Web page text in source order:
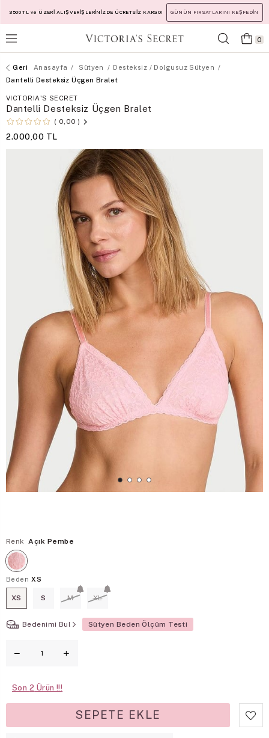
3500 TL ve ÜZERİ ALIŞVERİŞLERİNİZDE ÜCRETSİZ KARGO! GÜNÜN FIRSATLARINI KEŞFEDİN
0
Anasayfa Sütyen
Desteksiz / Dolgusuz Sütyen
Dantelli Desteksiz Üçgen Bralet
VICTORIA'S SECRET
Dantelli Desteksiz Üçgen Bralet
0,00
2.000,00 TL
Renk Açık Pembe
Beden XS
XS S M XL
Bedenimi Bul Sütyen Beden Ölçüm Testi
Son 2